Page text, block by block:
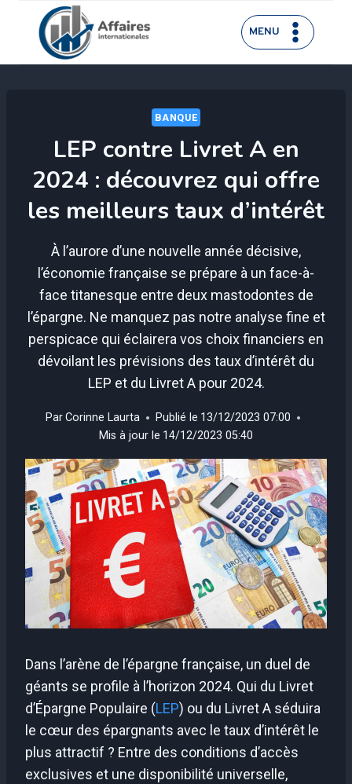
contenu
MENU
BANQUE
LEP contre Livret A en
2024 : découvrez qui offre
les meilleurs taux d’intérêt
À l’aurore d’une nouvelle année décisive,
l’économie française se prépare à un face-à-
face titanesque entre deux mastodontes de
l’épargne. Ne manquez pas notre analyse fine et
perspicace qui éclairera vos choix financiers en
dévoilant les prévisions des taux d’intérêt du
LEP et du Livret A pour 2024.
ParCorinne Laurta Publié le 13/12/2023 07:00
Mis à jour le 14/12/2023 05:40
Dans l’arène de l’épargne française, un duel de
géants se profile à l’horizon 2024. Qui du Livret
d’Épargne Populaire (LEP) ou du Livret A séduira
le cœur des épargnants avec le taux d’intérêt le
plus attractif ? Entre des conditions d’accès
exclusives et une disponibilité universelle,